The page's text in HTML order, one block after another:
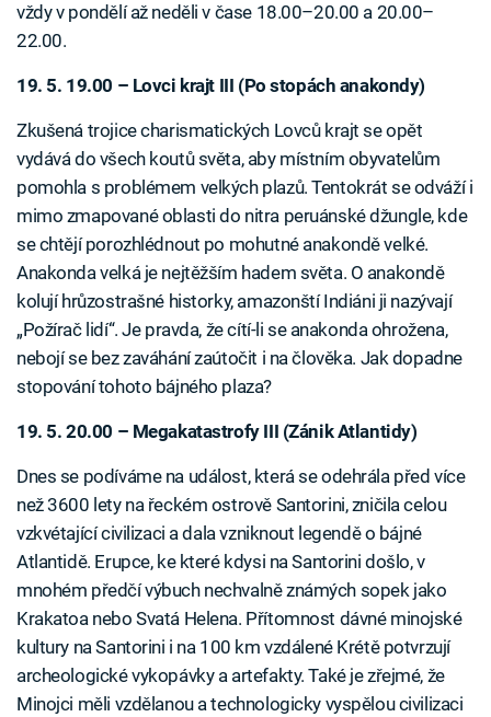
vždy v pondělí až neděli v čase 18.00–20.00 a 20.00–
22.00.
19. 5. 19.00 – Lovci krajt III (Po stopách anakondy)
Zkušená trojice charismatických Lovců krajt se opět
vydává do všech koutů světa, aby místním obyvatelům
pomohla s problémem velkých plazů. Tentokrát se odváží i
mimo zmapované oblasti do nitra peruánské džungle, kde
se chtějí porozhlédnout po mohutné anakondě velké.
Anakonda velká je nejtěžším hadem světa. O anakondě
kolují hrůzostrašné historky, amazonští Indiáni ji nazývají
„Požírač lidí“. Je pravda, že cítí-li se anakonda ohrožena,
nebojí se bez zaváhání zaútočit i na člověka. Jak dopadne
stopování tohoto bájného plaza?
19. 5. 20.00 – Megakatastrofy III (Zánik Atlantidy)
Dnes se podíváme na událost, která se odehrála před více
než 3600 lety na řeckém ostrově Santorini, zničila celou
vzkvétající civilizaci a dala vzniknout legendě o bájné
Atlantidě. Erupce, ke které kdysi na Santorini došlo, v
mnohém předčí výbuch nechvalně známých sopek jako
Krakatoa nebo Svatá Helena. Přítomnost dávné minojské
kultury na Santorini i na 100 km vzdálené Krétě potvrzují
archeologické vykopávky a artefakty. Také je zřejmé, že
Minojci měli vzdělanou a technologicky vyspělou civilizaci